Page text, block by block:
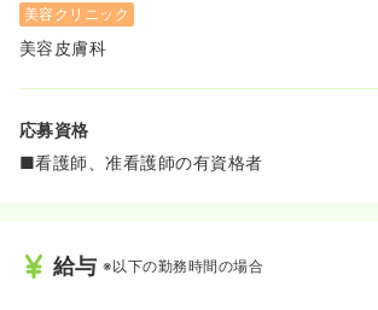
美容クリニック
美容皮膚科
応募資格
■看護師、准看護師の有資格者
給与 ※以下の勤務時間の場合